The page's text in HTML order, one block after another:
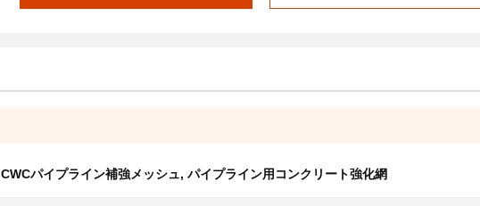
CWCパイプライン補強メッシュ, パイプライン用コンクリート強化網